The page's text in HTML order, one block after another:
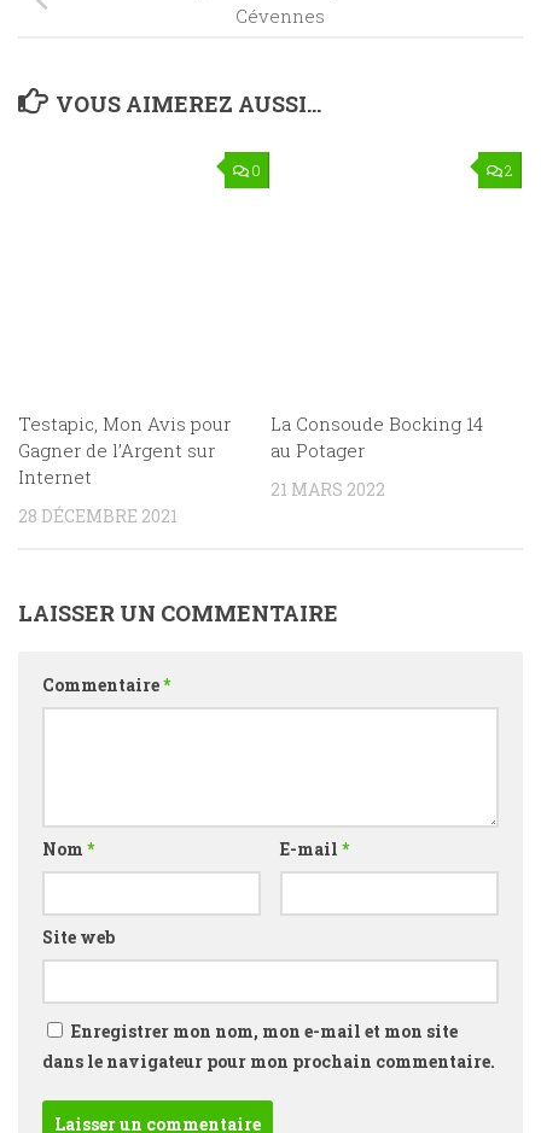
Cévennes
VOUS AIMEREZ AUSSI...
0
Testapic, Mon Avis pour
Gagner de l’Argent sur
Internet
28 DÉCEMBRE 2021
2
La Consoude Bocking 14
au Potager
21 MARS 2022
LAISSER UN COMMENTAIRE
Commentaire*
Nom * E-mail *
Site web
Enregistrer mon nom, mon e-mail et mon site
dans le navigateur pour mon prochain commentaire.